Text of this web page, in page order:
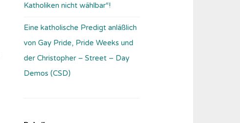
Katholiken nicht wählbar“!
Eine katholische Predigt anläßlich
von Gay Pride, Pride Weeks und
der Christopher – Street – Day
Demos (CSD)